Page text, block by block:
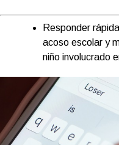
Responder
acoso escolar y
niño involucrado